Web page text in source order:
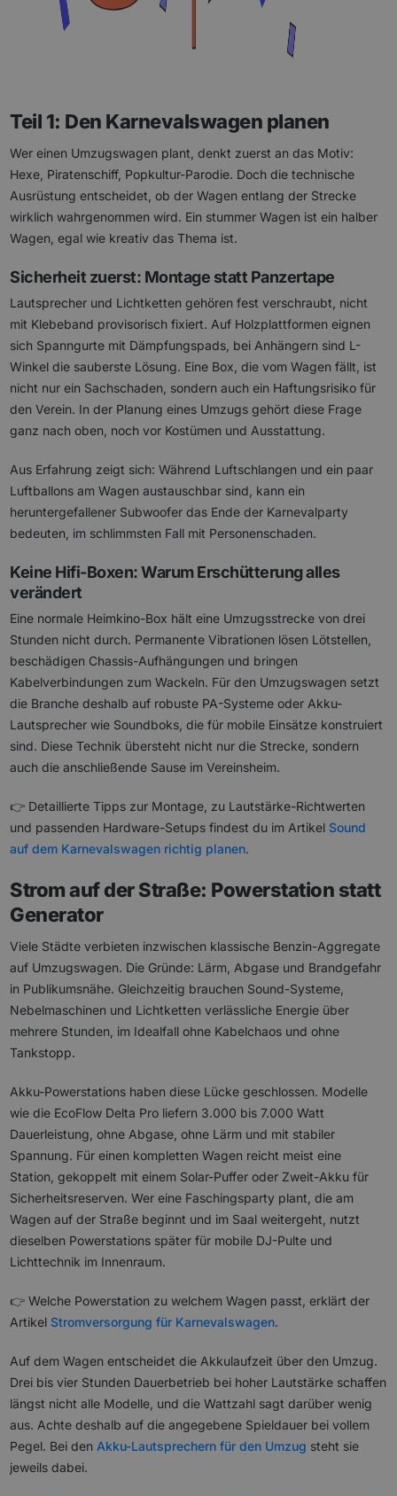
Teil 1: Den Karnevalswagen planen
Wer einen Umzugswagen plant, denkt zuerst an das Motiv:
Hexe, Piratenschiff, Popkultur-Parodie. Doch die technische
Ausrüstung entscheidet, ob der Wagen entlang der Strecke
wirklich wahrgenommen wird. Ein stummer Wagen ist ein halber
Wagen, egal wie kreativ das Thema ist.
Sicherheit zuerst: Montage statt Panzertape
Lautsprecher und Lichtketten gehören fest verschraubt, nicht
mit Klebeband provisorisch fixiert. Auf Holzplattformen eignen
sich Spanngurte mit Dämpfungspads, bei Anhängern sind L-
Winkel die sauberste Lösung. Eine Box, die vom Wagen fällt, ist
nicht nur ein Sachschaden, sondern auch ein Haftungsrisiko für
den Verein. In der Planung eines Umzugs gehört diese Frage
ganz nach oben, noch vor Kostümen und Ausstattung.
Aus Erfahrung zeigt sich: Während Luftschlangen und ein paar
Luftballons am Wagen austauschbar sind, kann ein
heruntergefallener Subwoofer das Ende der Karnevalparty
bedeuten, im schlimmsten Fall mit Personenschaden.
Keine Hifi-Boxen: Warum Erschütterung alles
verändert
Eine normale Heimkino-Box hält eine Umzugsstrecke von drei
Stunden nicht durch. Permanente Vibrationen lösen Lötstellen,
beschädigen Chassis-Aufhängungen und bringen
Kabelverbindungen zum Wackeln. Für den Umzugswagen setzt
die Branche deshalb auf robuste PA-Systeme oder Akku-
Lautsprecher wie Soundboks, die für mobile Einsätze konstruiert
sind. Diese Technik übersteht nicht nur die Strecke, sondern
auch die anschließende Sause im Vereinsheim.
👉 Detaillierte Tipps zur Montage, zu Lautstärke-Richtwerten
und passenden Hardware-Setups findest du im Artikel Sound
auf dem Karnevalswagen richtig planen.
Strom auf der Straße: Powerstation statt
Generator
Viele Städte verbieten inzwischen klassische Benzin-Aggregate
auf Umzugswagen. Die Gründe: Lärm, Abgase und Brandgefahr
in Publikumsnähe. Gleichzeitig brauchen Sound-Systeme,
Nebelmaschinen und Lichtketten verlässliche Energie über
mehrere Stunden, im Idealfall ohne Kabelchaos und ohne
Tankstopp.
Akku-Powerstations haben diese Lücke geschlossen. Modelle
wie die EcoFlow Delta Pro liefern 3.000 bis 7.000 Watt
Dauerleistung, ohne Abgase, ohne Lärm und mit stabiler
Spannung. Für einen kompletten Wagen reicht meist eine
Station, gekoppelt mit einem Solar-Puffer oder Zweit-Akku für
Sicherheitsreserven. Wer eine Faschingsparty plant, die am
Wagen auf der Straße beginnt und im Saal weitergeht, nutzt
dieselben Powerstations später für mobile DJ-Pulte und
Lichttechnik im Innenraum.
👉 Welche Powerstation zu welchem Wagen passt, erklärt der
Artikel Stromversorgung für Karnevalswagen.
Auf dem Wagen entscheidet die Akkulaufzeit über den Umzug.
Drei bis vier Stunden Dauerbetrieb bei hoher Lautstärke schaffen
längst nicht alle Modelle, und die Wattzahl sagt darüber wenig
aus. Achte deshalb auf die angegebene Spieldauer bei vollem
Pegel. Bei den Akku-Lautsprechern für den Umzug steht sie
jeweils dabei.